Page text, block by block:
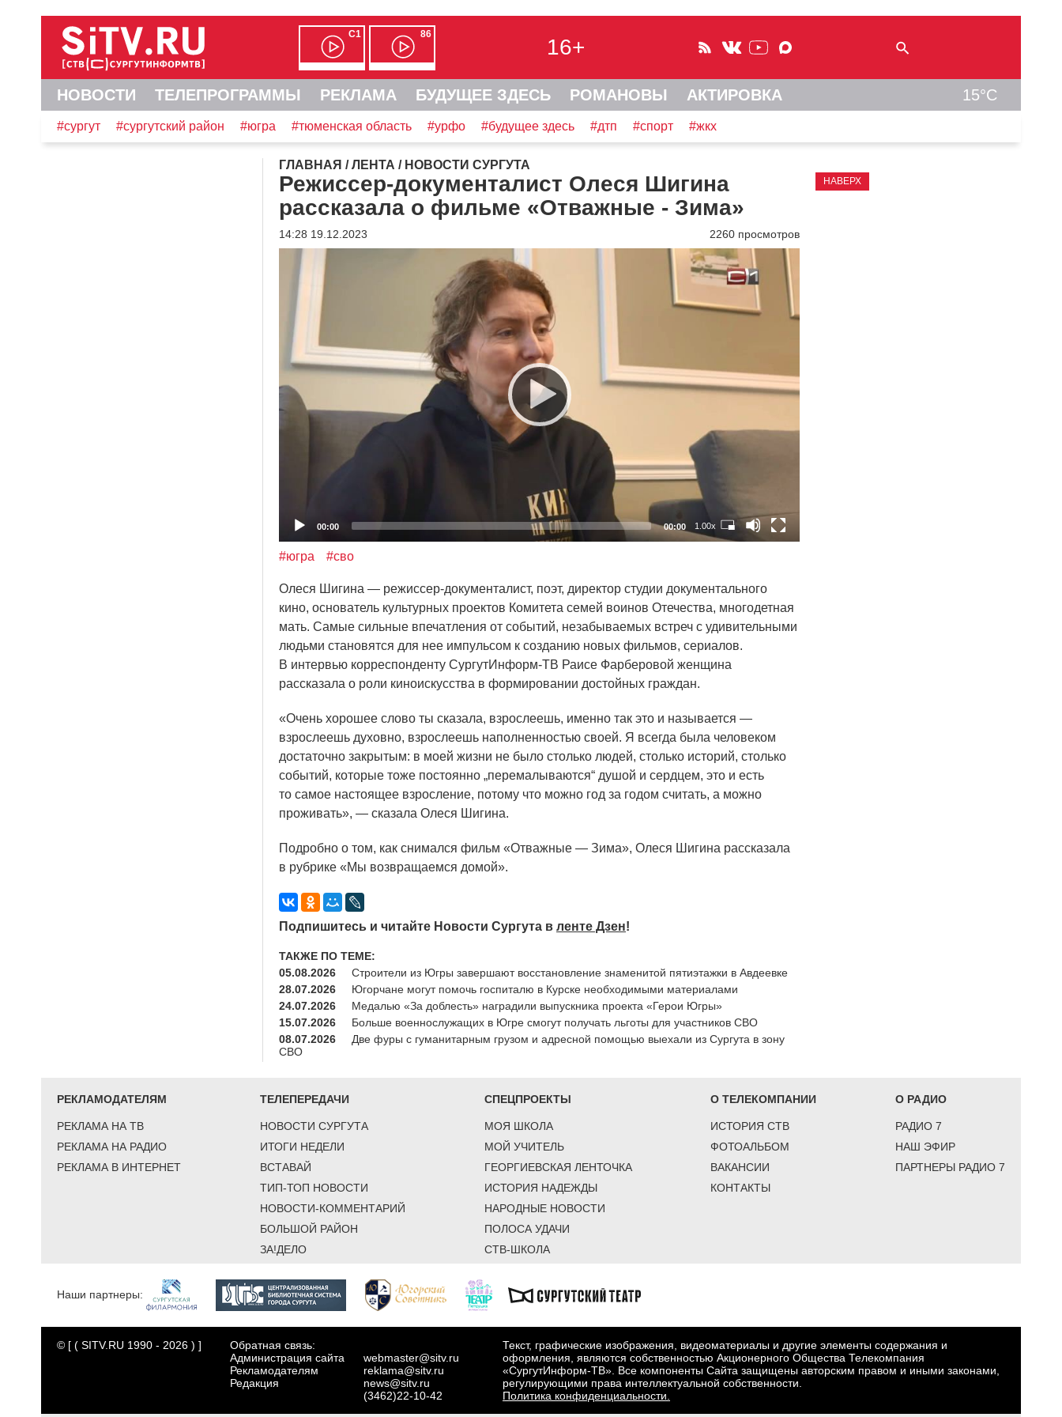
С1 86
16+
НОВОСТИ ТЕЛЕПРОГРАММЫ РЕКЛАМА БУДУЩЕЕ ЗДЕСЬ РОМАНОВЫ АКТИРОВКА 15°C
#сургут #сургутский район #югра #тюменская область #урфо #будущее здесь #дтп #спорт #жкх
ГЛАВНАЯ /ЛЕНТА / НОВОСТИ СУРГУТА
Режиссер-документалист Олеся Шигина
рассказала о фильме «Отважные - Зима»
14:28 19.12.2023 2260 просмотров
Видеоплеер
00:00 00:00 1.00x
#югра #сво
Олеся Шигина — режиссер-документалист, поэт, директор студии документального
кино, основатель культурных проектов Комитета семей воинов Отечества, многодетная
мать. Самые сильные впечатления от событий, незабываемых встреч с удивительными
людьми становятся для нее импульсом к созданию новых фильмов, сериалов.
В интервью корреспонденту СургутИнформ-ТВ Раисе Фарберовой женщина
рассказала о роли киноискусства в формировании достойных граждан.
«Очень хорошее слово ты сказала, взрослеешь, именно так это и называется —
взрослеешь духовно, взрослеешь наполненностью своей. Я всегда была человеком
достаточно закрытым: в моей жизни не было столько людей, столько историй, столько
событий, которые тоже постоянно „перемалываются“ душой и сердцем, это и есть
то самое настоящее взросление, потому что можно год за годом считать, а можно
проживать», — сказала Олеся Шигина.
Подробно о том, как снимался фильм «Отважные — Зима», Олеся Шигина рассказала
в рубрике «Мы возвращаемся домой».
Подпишитесь и читайте Новости Сургута в ленте Дзен!
ТАКЖЕ ПО ТЕМЕ:
05.08.2026
Строители из Югры завершают восстановление знаменитой пятиэтажки в Авдеевке
28.07.2026
Югорчане могут помочь госпиталю в Курске необходимыми материалами
24.07.2026
Медалью «За доблесть» наградили выпускника проекта «Герои Югры»
15.07.2026
Больше военнослужащих в Югре смогут получать льготы для участников СВО
08.07.2026
Две фуры с гуманитарным грузом и адресной помощью выехали из Сургута в зону
СВО
НАВЕРХ
РЕКЛАМОДАТЕЛЯМ
РЕКЛАМА НА ТВ
РЕКЛАМА НА РАДИО
РЕКЛАМА В ИНТЕРНЕТ
ТЕЛЕПЕРЕДАЧИ
НОВОСТИ СУРГУТА
ИТОГИ НЕДЕЛИ
ВСТАВАЙ
ТИП-ТОП НОВОСТИ
НОВОСТИ-КОММЕНТАРИЙ
БОЛЬШОЙ РАЙОН
ЗА!ДЕЛО
СПЕЦПРОЕКТЫ
МОЯ ШКОЛА
МОЙ УЧИТЕЛЬ
ГЕОРГИЕВСКАЯ ЛЕНТОЧКА
ИСТОРИЯ НАДЕЖДЫ
НАРОДНЫЕ НОВОСТИ
ПОЛОСА УДАЧИ
СТВ-ШКОЛА
О ТЕЛЕКОМПАНИИ
ИСТОРИЯ СТВ
ФОТОАЛЬБОМ
ВАКАНСИИ
КОНТАКТЫ
О РАДИО
РАДИО 7
НАШ ЭФИР
ПАРТНЕРЫ РАДИО 7
Наши партнеры:
© [ ( SITV.RU 1990 - 2026 ) ]
Обратная связь:
Администрация сайта
Рекламодателям
Редакция
webmaster@sitv.ru
reklama@sitv.ru
news@sitv.ru
(3462)22-10-42
Текст, графические изображения, видеоматериалы и другие элементы содержания и
оформления, являются собственностью Акционерного Общества Телекомпания
«СургутИнформ-ТВ». Все компоненты Сайта защищены авторским правом и иными законами,
регулирующими права интеллектуальной собственности.
Политика конфиденциальности.